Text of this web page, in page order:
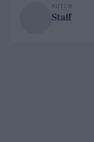
AUTOR
Staff